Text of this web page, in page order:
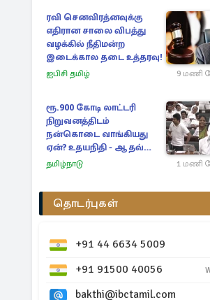
ரவி செனவிரத்னவுக்கு
எதிரான சாலை விபத்து
வழக்கில் நீதிமன்ற
இடைக்கால தடை உத்தரவு!
ஐபிசி தமிழ் 9 மணி
ரூ.900 கோடி லாட்டரி
நிறுவனத்திடம்
நன்கொடை வாங்கியது
ஏன்? உதயநிதி - ஆதவ்
விவாதம்
தமிழ்நாடு 1 மணி
தொடர்புகள்
+91 44 6634 5009
+91 91500 40056
bakthi@ibctamil.com